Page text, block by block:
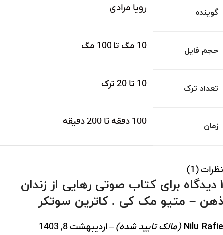
گوینده رویا مرادی
حجم فایل 10 مگ تا 100 مگ
تعداد ترک 10 تا 20 ترک
زمان 100 دققه تا 200 دقیقه
نظرات (1)
1 دیدگاه برای
کتاب صوتی رهایی از زندان
ذهن – متیو مک کی . کاترین سوتکر
Nilu Rafie (مالک تایید شده) –اردیبهشت 8, 1403